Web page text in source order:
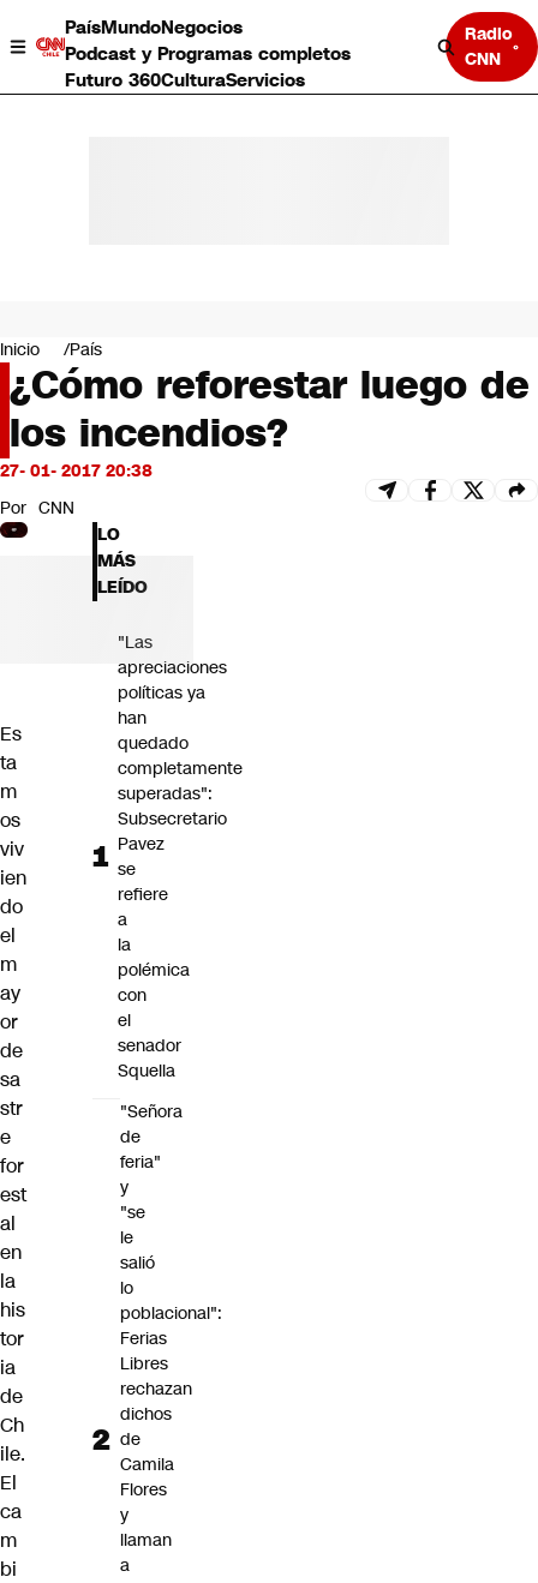
PaísMundoNegocios
Podcast y Programas completos
Futuro 360CulturaServicios
Radio
CNN
Negocios
Deportes
Programas completos
Cultura
Servicios
Bits
CNN Data
CNN tiempo
Futuro 360
Inicio País
¿Cómo reforestar luego de
los incendios?
27- 01- 2017 20:38
Por CNN
Es
ta
m
os
viv
ien
do
el
m
ay
or
de
sa
str
e
for
est
al
en
la
his
tor
ia
de
Ch
ile.
El
ca
m
bi
LO
MÁS
LEÍDO
"Las
apreciaciones
políticas ya
han
quedado
completamente
superadas":
Subsecretario
Pavez
se
refiere
a
la
polémica
con
el
senador
Squella
"Señora
de
feria"
y
"se
le
salió
lo
poblacional":
Ferias
Libres
rechazan
dichos
de
Camila
Flores
y
llaman
a